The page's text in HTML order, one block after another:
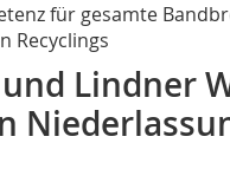
für gesamte
Recyclings
und Lindner